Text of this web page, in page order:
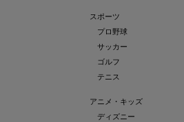
スポーツ
プロ野球
サッカー
ゴルフ
テニス
アニメ・キッズ
ディズニー